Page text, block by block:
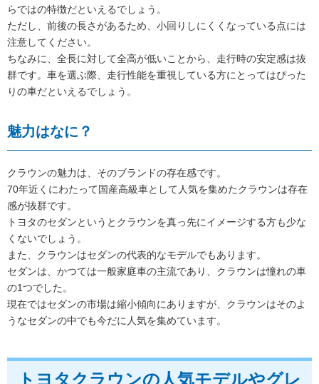
らではの特徴だといえるでしょう。
ただし、前後の長さがあるため、小回りしにくくなっている点には
注意してください。
ちなみに、全長に対して全高が低いことから、走行時の安定感は抜
群です。車を選ぶ際、走行性能を重視している方にとってはぴった
りの車だといえるでしょう。
魅力はなに？
クラウンの魅力は、そのブランドの存在感です。
70年近くにわたって国産高級車として人気を集めたクラウンは存在
感が抜群です。
トヨタのセダンというとクラウンを真っ先にイメージする方も少な
くないでしょう。
また、クラウンはセダンの代表的なモデルでもあります。
セダンは、かつては一般家庭車の主流であり、クラウンは憧れの車
の1つでした。
現在ではセダンの市場は縮小傾向にありますが、クラウンはそのよ
うなセダンの中でも今だに人気を集めています。
トヨタクラウンの人気モデルやグレ